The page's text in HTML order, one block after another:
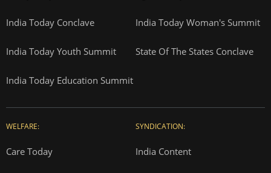
India Today Conclave India Today Woman's Summit
India Today Youth Summit State Of The States Conclave
India Today Education Summit
WELFARE:
Care Today
SYNDICATION:
India Content